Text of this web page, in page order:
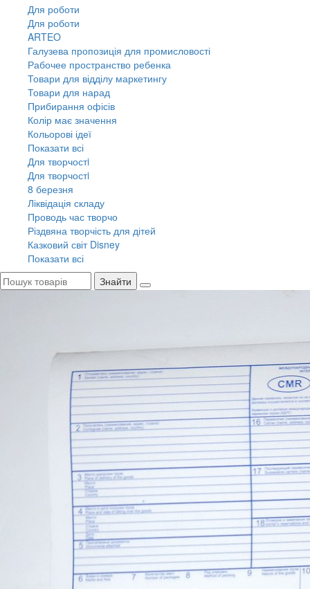
Для роботи
Для роботи
ARTEO
Галузева пропозиція для промисловості
Рабочее пространство ребенка
Товари для відділу маркетингу
Товари для нарад
Прибирання офісів
Колір має значення
Кольорові ідеї
Показати всі
Для творчостi
Для творчостi
8 березня
Ліквідація складу
Проводь час творчо
Різдвяна творчість для дітей
Казковий світ Disney
Показати всі
Знайти